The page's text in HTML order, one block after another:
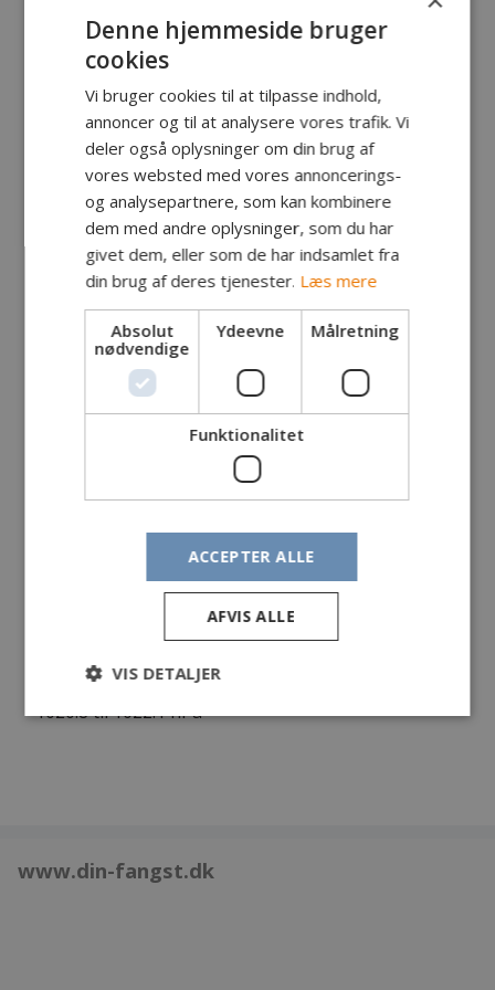
Marius Thomassen, Hasle
Fangst:Havørred
Nord for Pissebæk
Længde:73 cm
Snaps 25 gr
Vind Nordvest til vest 9 til 10 m/s
Temperatur: 6 C
1020.8 til 1022.1 hPa
www.din-fangst.dk
Denne hjemmeside bruger
cookies
Vi bruger cookies til at tilpasse indhold,
annoncer og til at analysere vores trafik. Vi
deler også oplysninger om din brug af
vores websted med vores annoncerings-
og analysepartnere, som kan kombinere
dem med andre oplysninger, som du har
givet dem, eller som de har indsamlet fra
din brug af deres tjenester. Læs mere
Absolut
nødvendige
Ydeevne Målretning
Funktionalitet
ACCEPTER ALLE
AFVIS ALLE
VIS DETALJER